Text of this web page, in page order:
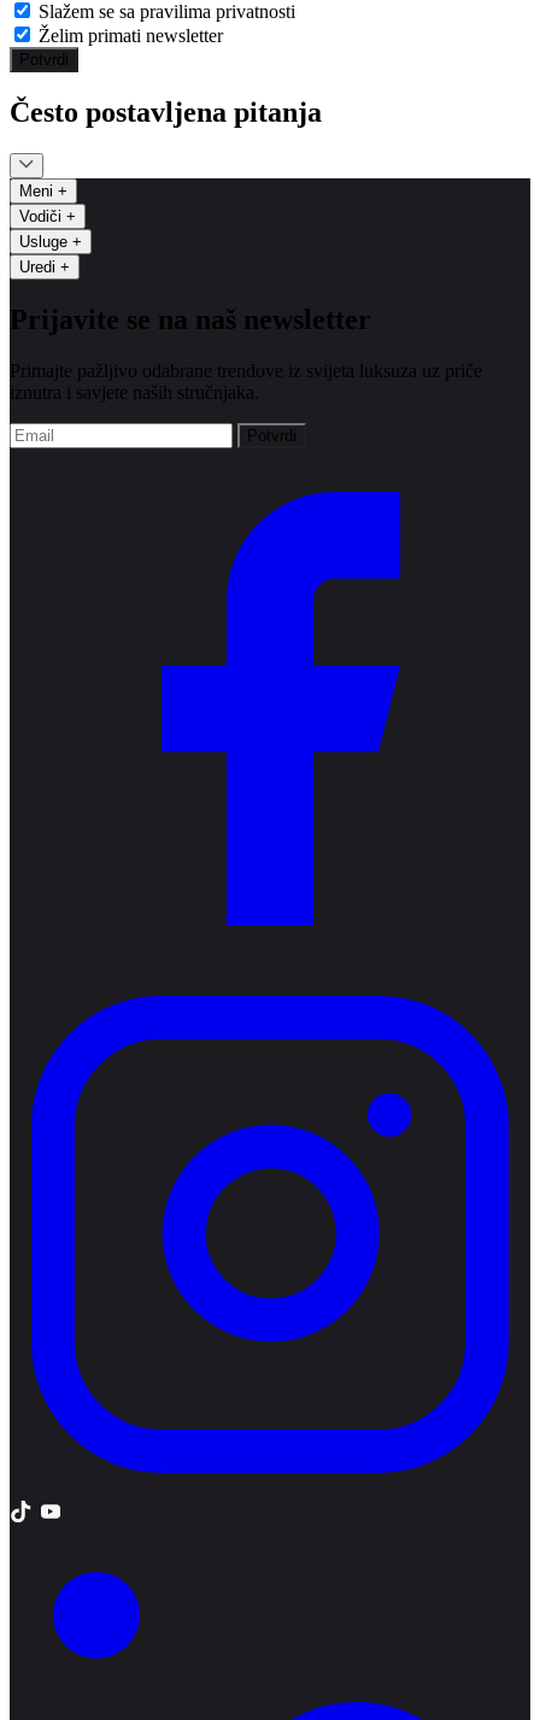
Slažem se sa pravilima privatnosti
Želim primati newsletter
Potvrdi
Često postavljena pitanja
Meni +
Vodiči +
Usluge +
Uredi +
Prijavite se na naš newsletter
Primajte pažljivo odabrane trendove iz svijeta luksuza uz priče
iznutra i savjete naših stručnjaka.
Potvrdi